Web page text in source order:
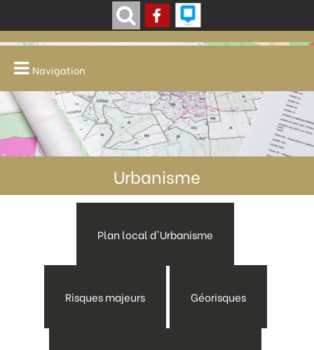
Navigation
Urbanisme
Plan local d'Urbanisme
Risques majeurs Géorisques